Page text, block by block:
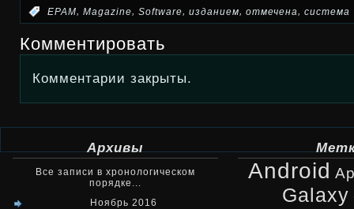
EPAM, Magazine, Software, изданием, отмечена, система
Комментировать
Комментарии закрыты.
Архивы
Все записи в хронологическом
порядке...
Ноябрь 2016
Android
Galaxy